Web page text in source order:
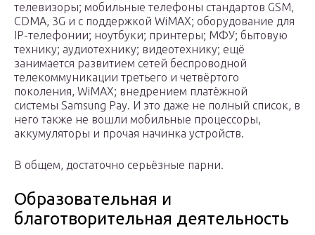
телевизоры; мобильные телефоны стандартов GSM,
CDMA, 3G и с поддержкой WiMAX; оборудование для
IP-телефонии; ноутбуки; принтеры; МФУ; бытовую
технику; аудиотехнику; видеотехнику; ещё
занимается развитием сетей беспроводной
телекоммуникации третьего и четвёртого
поколения, WiMAX; внедрением платёжной
системы Samsung Pay. И это даже не полный список, в
него также не вошли мобильные процессоры,
аккумуляторы и прочая начинка устройств.
В общем, достаточно серьёзные парни.
Образовательная и
благотворительная деятельность